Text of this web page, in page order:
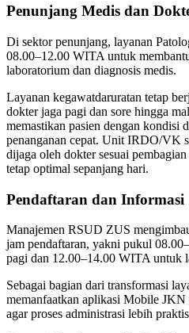
Penunjang Medis dan
Di sektor penunjang, layanan
08.00–12.00 WITA untuk
laboratorium dan diagnosis medis.
Layanan kegawatdaruratan tetap
dokter jaga pagi dan sore hingga
memastikan pasien dengan kondisi
penanganan cepat. Unit IRDO/VK
dijaga oleh dokter sesuai
tetap optimal sepanjang hari.
Pendaftaran dan Informasi
Manajemen RSUD ZUS
jam pendaftaran, yakni pukul
pagi dan 12.00–14.00 WITA untuk
Sebagai bagian dari transformasi
memanfaatkan aplikasi Mobile JKN
agar proses administrasi lebih